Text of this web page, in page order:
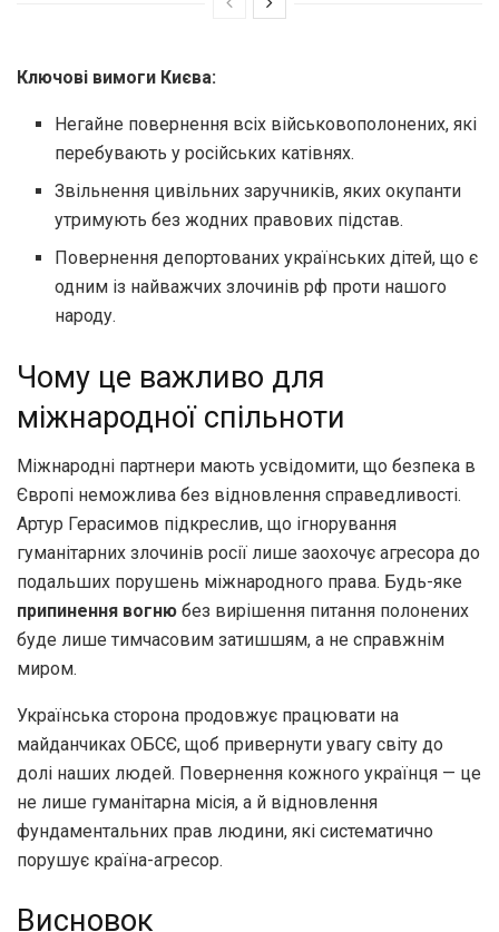
Ключові вимоги Києва:
Негайне повернення всіх військовополонених, які
перебувають у російських катівнях.
Звільнення цивільних заручників, яких окупанти
утримують без жодних правових підстав.
Повернення депортованих українських дітей, що є
одним із найважчих злочинів рф проти нашого
народу.
Чому це важливо для
міжнародної спільноти
Міжнародні партнери мають усвідомити, що безпека в
Європі неможлива без відновлення справедливості.
Артур Герасимов підкреслив, що ігнорування
гуманітарних злочинів росії лише заохочує агресора до
подальших порушень міжнародного права. Будь-яке
припинення вогню без вирішення питання полонених
буде лише тимчасовим затишшям, а не справжнім
миром.
Українська сторона продовжує працювати на
майданчиках ОБСЄ, щоб привернути увагу світу до
долі наших людей. Повернення кожного українця — це
не лише гуманітарна місія, а й відновлення
фундаментальних прав людини, які систематично
порушує країна-агресор.
Висновок